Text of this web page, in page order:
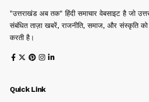
"उत्तराखंड अब तक" हिंदी समाचार वेबसाइट है जो
संबंधित ताज़ा खबरें, राजनीति, समाज, और संस्कृति
करती है।
Quick Link